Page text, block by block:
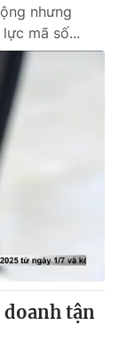
nhưng
mã số...
tận